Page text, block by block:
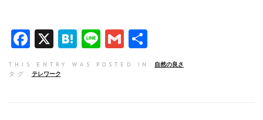
F
a
ce
X H
at
Li
n
G
m 有
THIS ENTRY WAS POSTED IN:
自然の良さ
タグ: テレワーク